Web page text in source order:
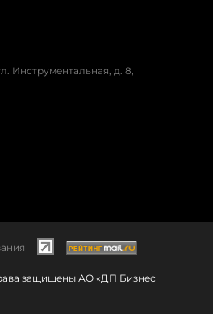
Инструментальная, д. 8,
защищены АО «ДП Бизнес